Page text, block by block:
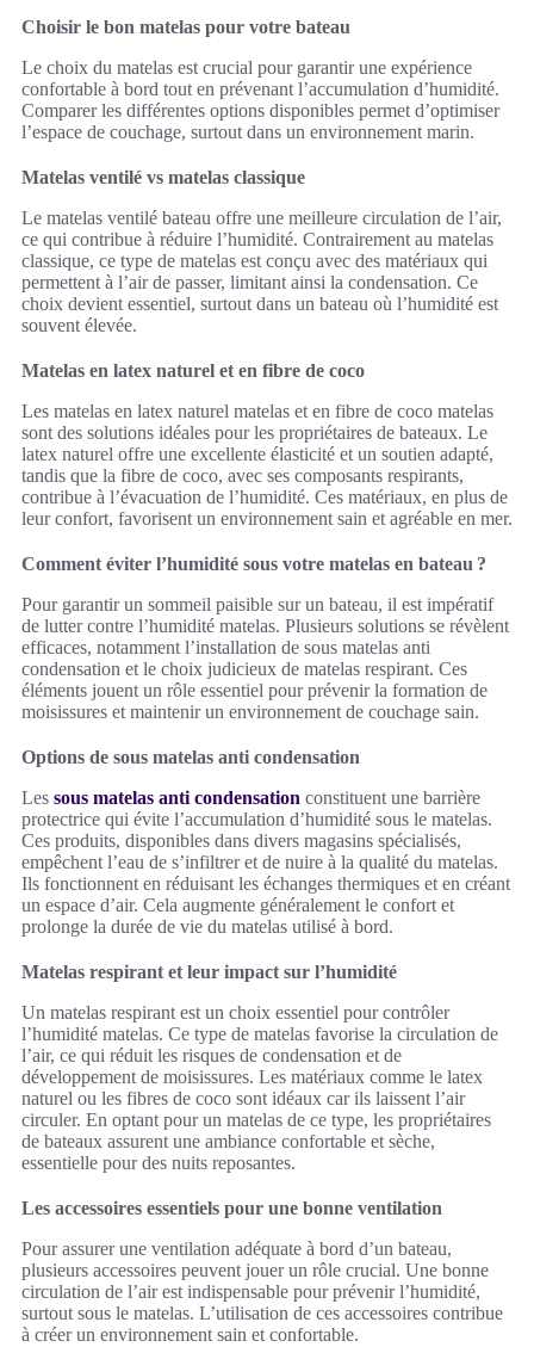
Choisir le bon matelas pour votre bateau
Le choix du matelas est crucial pour garantir une expérience
confortable à bord tout en prévenant l’accumulation d’humidité.
Comparer les différentes options disponibles permet d’optimiser
l’espace de couchage, surtout dans un environnement marin.
Matelas ventilé vs matelas classique
Le matelas ventilé bateau offre une meilleure circulation de l’air,
ce qui contribue à réduire l’humidité. Contrairement au matelas
classique, ce type de matelas est conçu avec des matériaux qui
permettent à l’air de passer, limitant ainsi la condensation. Ce
choix devient essentiel, surtout dans un bateau où l’humidité est
souvent élevée.
Matelas en latex naturel et en fibre de coco
Les matelas en latex naturel matelas et en fibre de coco matelas
sont des solutions idéales pour les propriétaires de bateaux. Le
latex naturel offre une excellente élasticité et un soutien adapté,
tandis que la fibre de coco, avec ses composants respirants,
contribue à l’évacuation de l’humidité. Ces matériaux, en plus de
leur confort, favorisent un environnement sain et agréable en mer.
Comment éviter l’humidité sous votre matelas en bateau ?
Pour garantir un sommeil paisible sur un bateau, il est impératif
de lutter contre l’humidité matelas. Plusieurs solutions se révèlent
efficaces, notamment l’installation de sous matelas anti
condensation et le choix judicieux de matelas respirant. Ces
éléments jouent un rôle essentiel pour prévenir la formation de
moisissures et maintenir un environnement de couchage sain.
Options de sous matelas anti condensation
Les sous matelas anti condensation constituent une barrière
protectrice qui évite l’accumulation d’humidité sous le matelas.
Ces produits, disponibles dans divers magasins spécialisés,
empêchent l’eau de s’infiltrer et de nuire à la qualité du matelas.
Ils fonctionnent en réduisant les échanges thermiques et en créant
un espace d’air. Cela augmente généralement le confort et
prolonge la durée de vie du matelas utilisé à bord.
Matelas respirant et leur impact sur l’humidité
Un matelas respirant est un choix essentiel pour contrôler
l’humidité matelas. Ce type de matelas favorise la circulation de
l’air, ce qui réduit les risques de condensation et de
développement de moisissures. Les matériaux comme le latex
naturel ou les fibres de coco sont idéaux car ils laissent l’air
circuler. En optant pour un matelas de ce type, les propriétaires
de bateaux assurent une ambiance confortable et sèche,
essentielle pour des nuits reposantes.
Les accessoires essentiels pour une bonne ventilation
Pour assurer une ventilation adéquate à bord d’un bateau,
plusieurs accessoires peuvent jouer un rôle crucial. Une bonne
circulation de l’air est indispensable pour prévenir l’humidité,
surtout sous le matelas. L’utilisation de ces accessoires contribue
à créer un environnement sain et confortable.